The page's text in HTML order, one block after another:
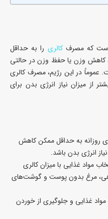
است که مصرفکالری را به حداقل
وزن یا حفظ وزن در حالتی
عموماً در این رژیم، مصرف کالری
از میزان نیاز انرژی بدن برای
روزانه به حداقل ممکن کاهش
انرژی بدن باشد.
مواد غذایی با میزان کالری
مرغ بدون پوست و گوشت‌های
غذایی و جلوگیری از خوردن